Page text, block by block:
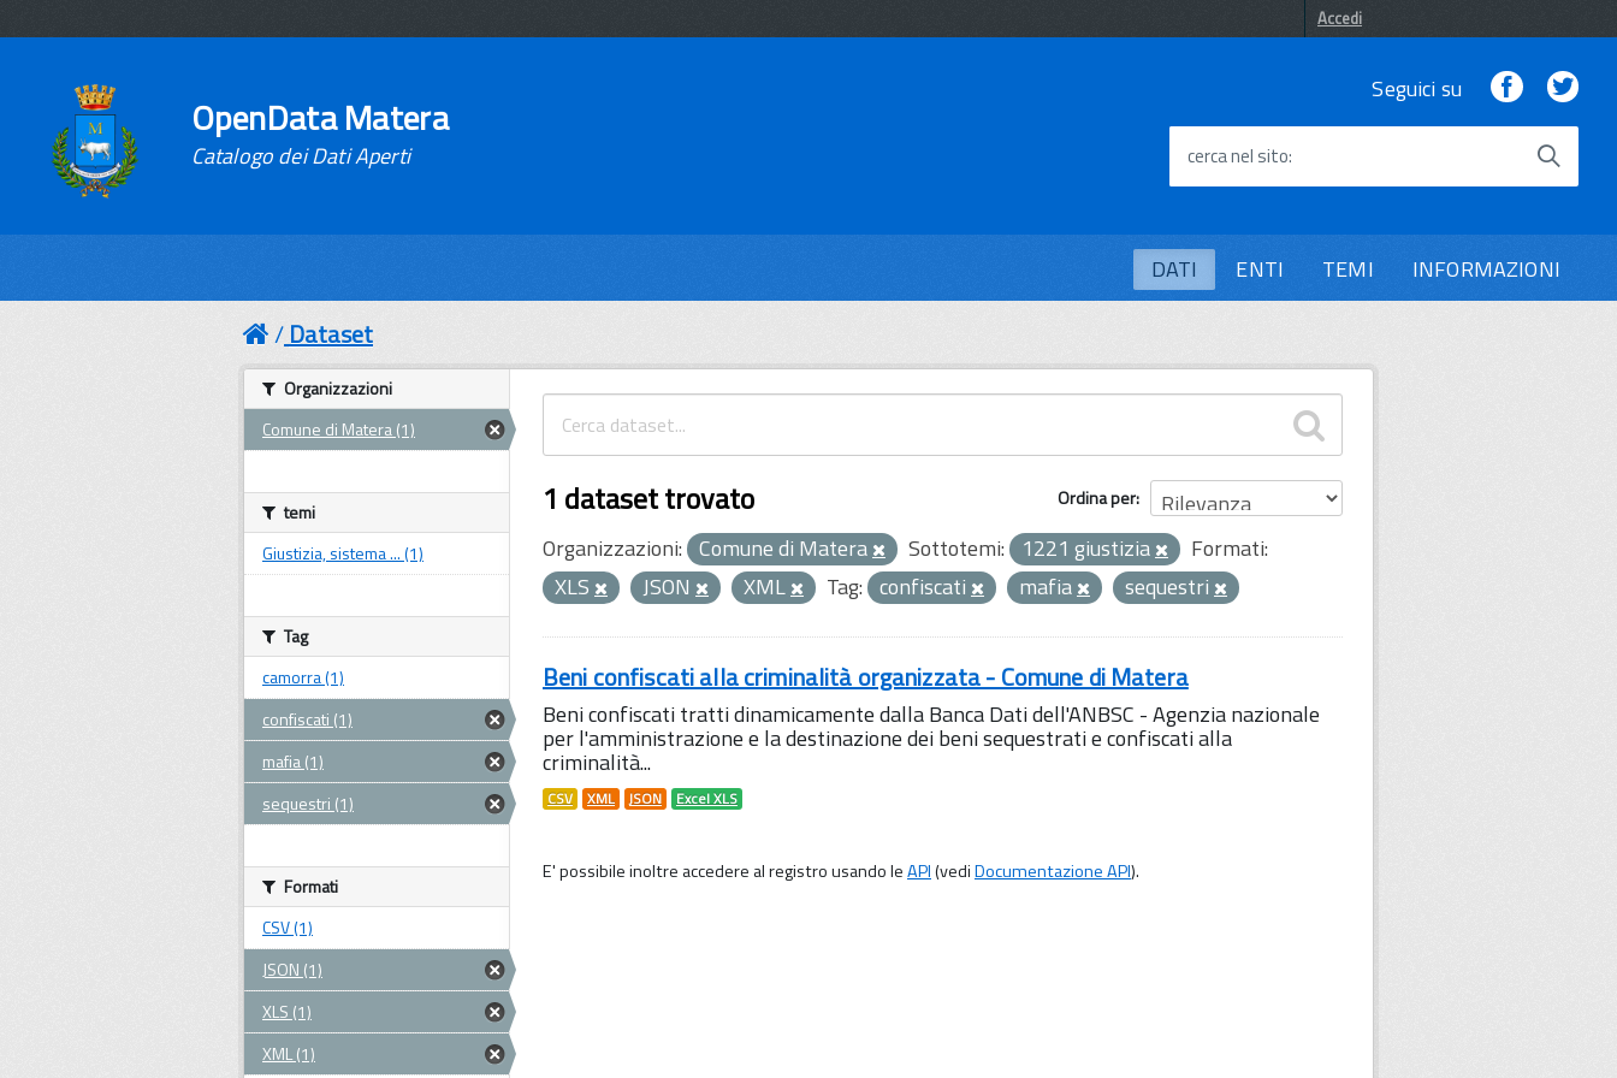
Accedi
OpenData Matera
Catalogo dei Dati Aperti
Seguici su Facebook
cerca nel sito
DATI ENTI TEMI INFORMAZIONI
Dataset
Ordina per
1 dataset trovato
Organizzazioni: Comune di Matera Sottotemi: 1221 giustizia
Formati:
XLS
JSON XML Tag: confiscati mafia sequestri
Beni confiscati alla criminalità organizzata - Comune di Matera
Beni confiscati tratti dinamicamente dalla Banca Dati dell'ANBSC - Agenzia nazionale
per l'amministrazione e la destinazione dei beni sequestrati e confiscati alla
criminalità...
CSV XML JSON Excel XLS
E' possibile inoltre accedere al registro usando leAPI(vediDocumentazione API).
Organizzazioni
Comune di Matera (1)
temi
Giustizia, sistema ... (1)
Tag
camorra (1)
confiscati (1)
mafia (1)
sequestri (1)
Formati
CSV (1)
JSON (1)
XLS (1)
XML (1)